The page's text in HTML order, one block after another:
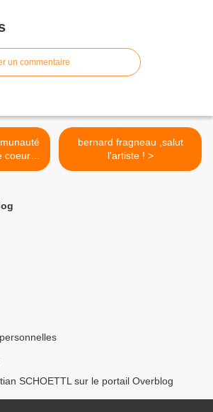
un commentaire
coeur
bernard fragneau ,salut
l'artiste ! >
SCHOETTL sur le portail Overblog